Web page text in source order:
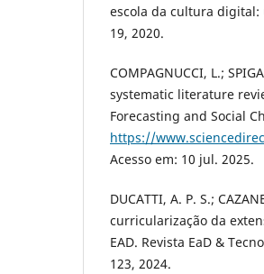
escola da cultura digital:
19, 2020.
COMPAGNUCCI, L.;
systematic literature
Forecasting and Social
https://
Acesso em: 10 jul. 2025.
DUCATTI, A. P. S.;
curricularização da
EAD. Revista EaD &
123, 2024.